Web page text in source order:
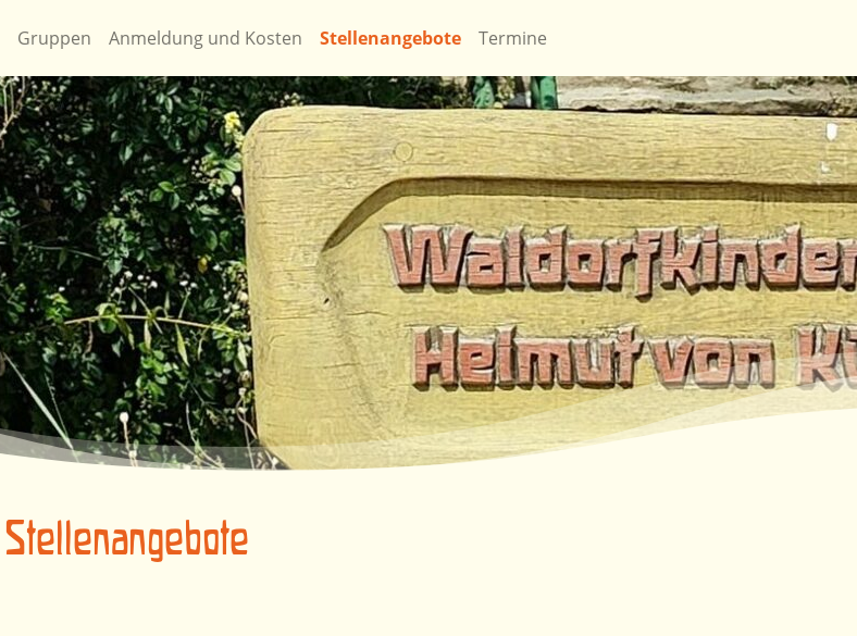
Gruppen Anmeldung und Kosten Stellenangebote Termine
Stellenangebote